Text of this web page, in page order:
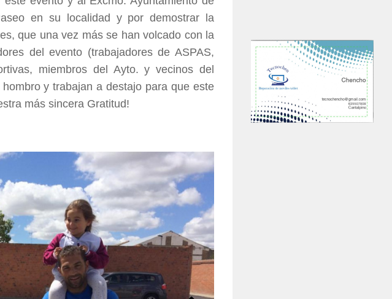
en su localidad y por demostrar la
que una vez más se han volcado con la
del evento (trabajadores de ASPAS,
miembros del Ayto. y vecinos del
y trabajan a destajo para que este
más sincera Gratitud!